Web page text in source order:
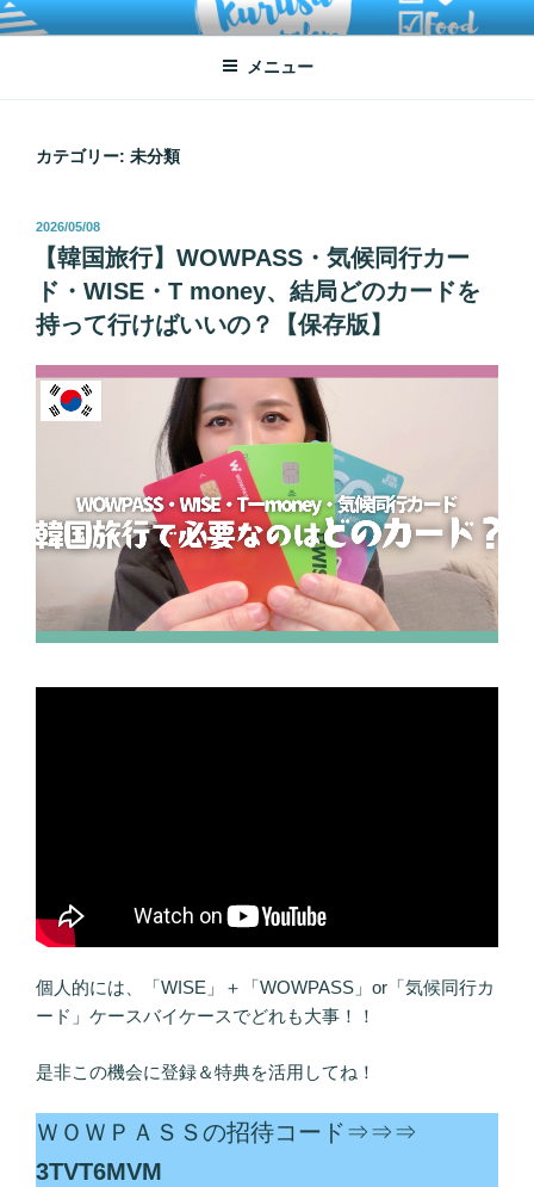
コ
ン
ン
ATSUKO KURUSU SALONE
written by Atsuko Kurusu
メニュー
カテゴリー: 未分類
投
日:
2026/05/08
【韓国旅行】WOWPASS・気候同行カー
ド・WISE・T money、結局どのカードを
持って行けばいいの？【保存版】
個人的には、「WISE」＋「WOWPASS」or「気候同行カ
ード」ケースバイケースでどれも大事！！
是非この機会に登録＆特典を活用してね！
ＷＯＷＰＡＳＳの招待コード⇒⇒⇒
3TVT6MVM